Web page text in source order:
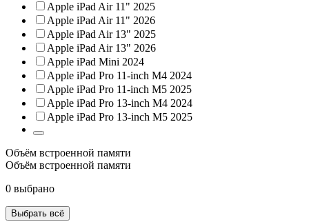
Apple iPad Air 11" 2025
Apple iPad Air 11" 2026
Apple iPad Air 13" 2025
Apple iPad Air 13" 2026
Apple iPad Mini 2024
Apple iPad Pro 11-inch M4 2024
Apple iPad Pro 11-inch M5 2025
Apple iPad Pro 13-inch M4 2024
Apple iPad Pro 13-inch M5 2025
Объём встроенной памяти
Объём встроенной памяти
0 выбрано
Выбрать всё